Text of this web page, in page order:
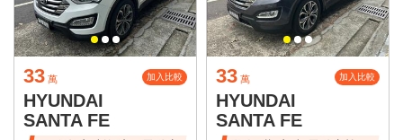
33 萬 加入比較
HYUNDAI
SANTA FE
33 萬 加入比較
HYUNDAI
SANTA FE